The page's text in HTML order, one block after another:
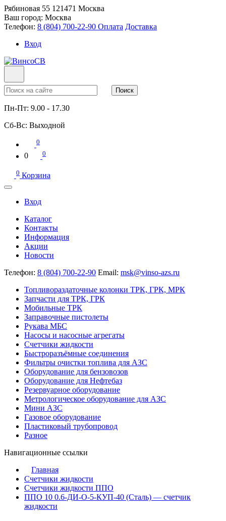
Рябиновая 55 121471 Москва
Ваш город: Москва
Телефон: 8 (804) 700-22-90 Оплата Доставка
Вход
Поиск
Пн-Пт: 9.00 - 17.30
Сб-Вс: Выходной
0
0 0
0 Корзина
Вход
Каталог
Контакты
Информация
Акции
Новости
Телефон: 8 (804) 700-22-90 Email: msk@vinso-azs.ru
Топливораздаточные колонки ТРК, ГРК, МРК
Запчасти для ТРК, ГРК
Мобильные ТРК
Заправочные пистолеты
Рукава МБС
Насосы и насосные агрегаты
Счетчики жидкости
Быстроразъёмные соединения
Фильтры очистки топлива для АЗС
Оборудование для бензовозов
Оборудование для Нефтебаз
Резервуарное оборудование
Метрологическое оборудование для АЗС
Мини АЗС
Газовое оборудование
Пластиковый трубопровод
Разное
Навигационные ссылки
Главная
Счетчики жидкости
Счетчики жидкости ППО
ППО 10 0.6-ДИ-О-5-КУП-40 (Сталь) — счетчик
жидкости